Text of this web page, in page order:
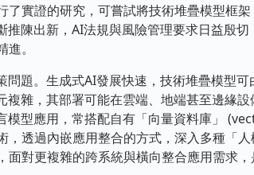
實證的研究，可嘗試將技術堆疊模型框架
陳出新，AI法規與風險管理要求日益殷切
。
題。生成式AI發展快速，技術堆疊模型可
雜，其部署可能在雲端、地端甚至邊緣
型應用，常搭配自有「向量資料庫」
透過內嵌應用整合的方式，深入多種「
對更複雜的跨系統與橫向整合應用需求，